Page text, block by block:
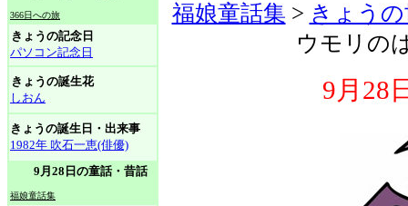
366日への旅
きょうの記念日
パソコン記念日
きょうの誕生花
しおん
きょうの誕生日・出来事
1982年 吹石一恵(俳優)
9月28日の童話・昔話
福娘童話集
福娘童話集 > きょう
ウモリの
9月28